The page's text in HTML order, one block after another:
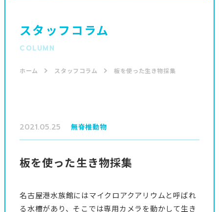
スタッフコラム
COLUMN
ホーム スタッフコラム 板を使った生き物採集
2021.05.25 無脊椎動物
板を使った生き物採集
名古屋港水族館にはマイクロアクアリウムと呼ばれ
る水槽があり、そこでは専用カメラを動かして生き